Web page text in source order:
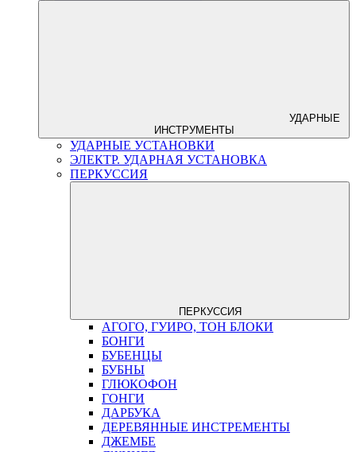
УДАРНЫЕ
ИНСТРУМЕНТЫ
УДАРНЫЕ УСТАНОВКИ
ЭЛЕКТР. УДАРНАЯ УСТАНОВКА
ПЕРКУССИЯ
ПЕРКУССИЯ
АГОГО, ГУИРО, ТОН БЛОКИ
БОНГИ
БУБЕНЦЫ
БУБНЫ
ГЛЮКОФОН
ГОНГИ
ДАРБУКА
ДЕРЕВЯННЫЕ ИНСТРЕМЕНТЫ
ДЖЕМБЕ